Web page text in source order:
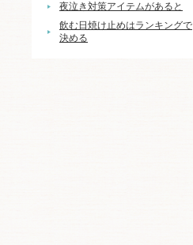
夜泣き対策アイテムがあると
飲む日焼け止めはランキングで
決める